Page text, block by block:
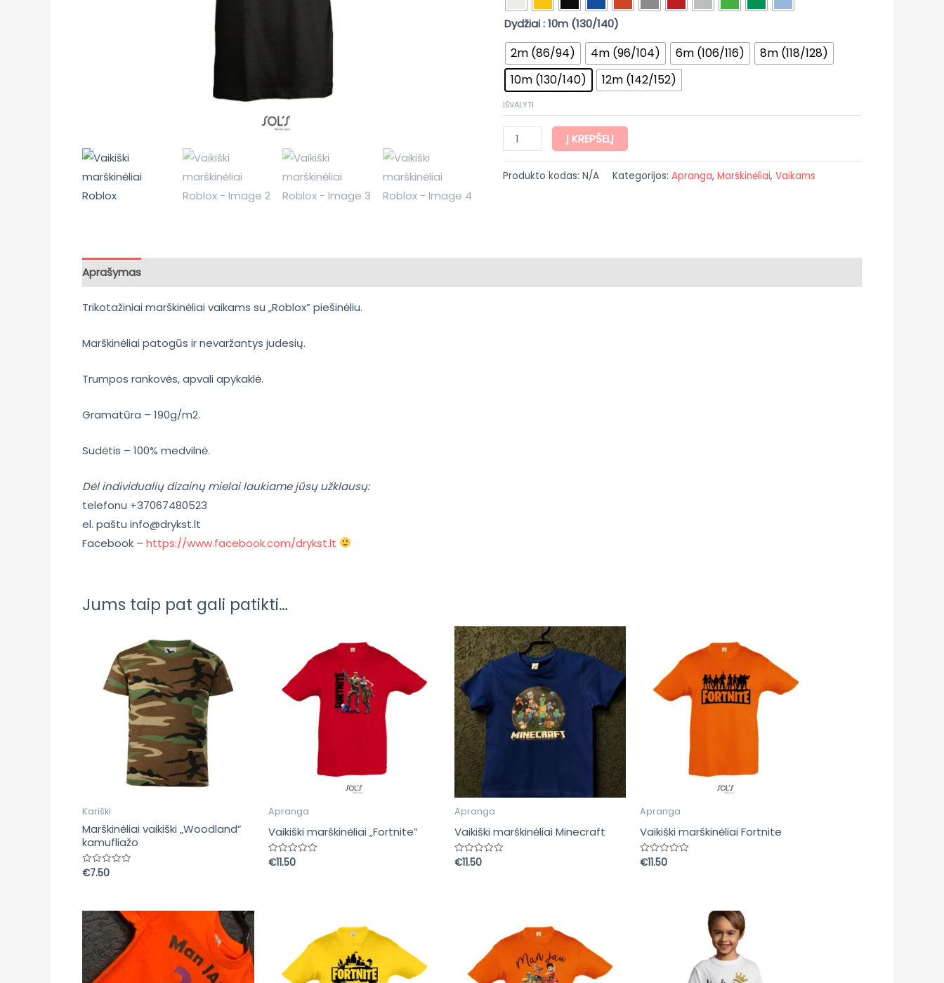
Dydžiai : 10m (130/140)
2m (86/94) 4m (96/104) 6m (106/116)
8m (118/128)
10m (130/140)
12m (142/152)
IŠVALYTI
Į KREPŠELĮ
Produkto kodas:N/A Kategorijos:Apranga,Marškinėliai,Vaikams
Aprašymas
Trikotažiniai marškinėliai vaikams su „Roblox” piešinėliu.
Marškinėliai patogūs ir nevaržantys judesių.
Trumpos rankovės, apvali apykaklė.
Gramatūra – 190g/m2.
Sudėtis – 100% medvilnė.
Dėl individualių dizainų mielai laukiame jūsų užklausų:
telefonu +37067480523
el. paštu info@drykst.lt
Facebook – https://www.facebook.com/drykst.lt
Jums taip pat gali patikti…
Kariški
Marškinėliai vaikiški „Woodland”
kamufliažo
Įvertinimas:
€7.50
Apranga
Vaikiški marškinėliai „Fortnite”
Įvertinimas:
€11.50
Apranga
Vaikiški marškinėliai Minecraft
Įvertinimas:
€11.50
Apranga
Vaikiški marškinėliai Fortnite
Įvertinimas:
€11.50